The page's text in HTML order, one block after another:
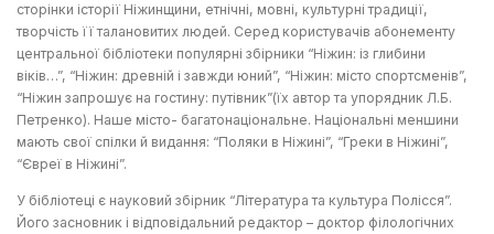
сторінки історії Ніжинщини, етнічні, мовні, культурні традиції,
творчість її талановитих людей. Серед користувачів абонементу
центральної бібліотеки популярні збірники “Ніжин: із глибини
віків…”, “Ніжин: древній і завжди юний”, “Ніжин: місто спортсменів”,
“Ніжин запрошує на гостину: путівник”(їх автор та упорядник Л.Б.
Петренко). Наше місто- багатонаціональне. Національні меншини
мають свої спілки й видання: “Поляки в Ніжині”, “Греки в Ніжині”,
“Євреї в Ніжині”.
У бібліотеці є науковий збірник “Література та культура Полісся”.
Його засновник і відповідальний редактор – доктор філологічних